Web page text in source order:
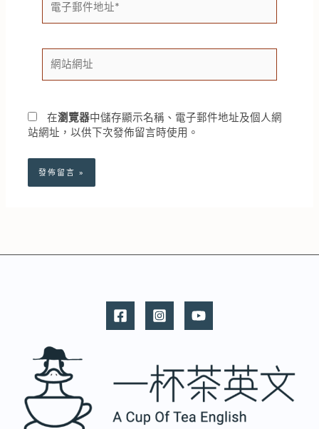
子
郵
地
址
站
在瀏覽器中儲存顯示名稱、電子郵件地址及個人網
站網址，以供下次發佈留言時使用。